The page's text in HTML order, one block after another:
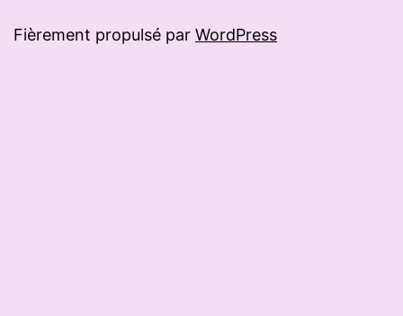
Fièrement propulsé par WordPress